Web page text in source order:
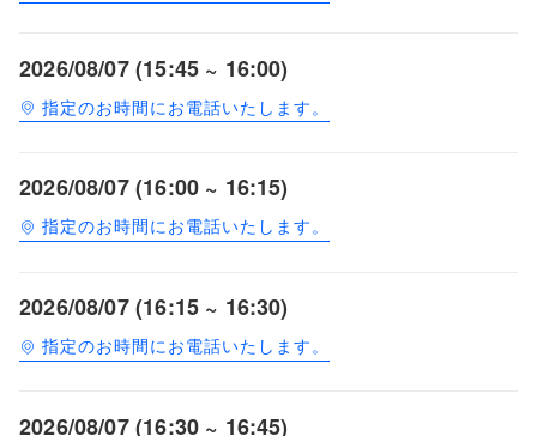
2026/08/07 (15:45 ~ 16:00)
指定のお時間にお電話いたします。
2026/08/07 (16:00 ~ 16:15)
指定のお時間にお電話いたします。
2026/08/07 (16:15 ~ 16:30)
指定のお時間にお電話いたします。
2026/08/07 (16:30 ~ 16:45)